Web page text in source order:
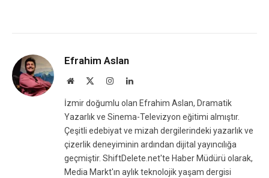
Efrahim Aslan
Website InstagramLinkedIn
İzmir doğumlu olan Efrahim Aslan, Dramatik
Yazarlık ve Sinema-Televizyon eğitimi almıştır.
Çeşitli edebiyat ve mizah dergilerindeki yazarlık ve
çizerlik deneyiminin ardından dijital yayıncılığa
geçmiştir. ShiftDelete.net'te Haber Müdürü olarak,
Media Markt'ın aylık teknolojik yaşam dergisi